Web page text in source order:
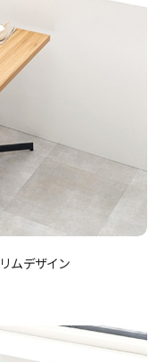
ムデザイン